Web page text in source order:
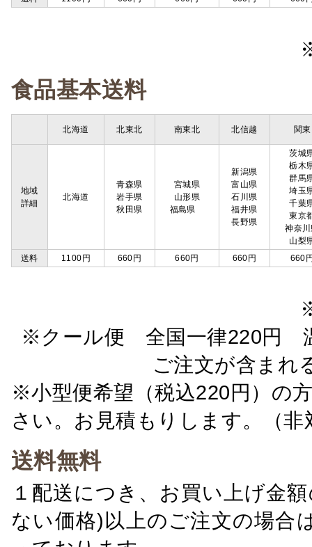
食品基本送料
北海道 北東北 南東北 北信越 関東
地域
詳細
北海道
青森県
岩手県
秋田県
宮城県
山形県
福島県
新潟県
富山県
石川県
福井県
長野県
茨城
栃木
群馬
埼玉
千葉
東京
神奈
山梨
送料
1100円 660円 660円 660円 660
※クール便 全国一律220円
ご注文が含ま
※小型便希望（税込220円）の
さい。お見積もりします。（非
送料無料
１配送につき、お買い上げ金
ない価格)以上のご注文の場合